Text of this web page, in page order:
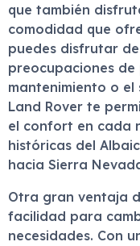
que también
comodidad que
puedes disfrutar
preocupaciones
mantenimiento o el
Land Rover te
el confort en cada
históricas del
hacia Sierra
Otra gran ventaja
facilidad para
necesidades. Con